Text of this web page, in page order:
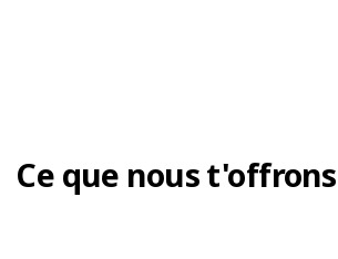
Ce que nous t'offrons